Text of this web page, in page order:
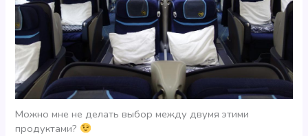
Можно мне не делать выбор между двумя этими
продуктами?